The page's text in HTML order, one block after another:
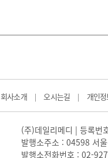
회사소개 | 오시는길 | 개인
(주)데일리메디 | 등록번
발행소주소 : 04598 서
발행소전화번호 : 02-